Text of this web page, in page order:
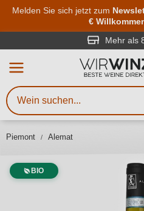
Melden Sie sich jetzt zum
€
Mehr als
Piemont Alemat
BIO
Weinsuche
Mindestens 3 Zeichen
Beschreiben Sie,
Sie suchen – ob